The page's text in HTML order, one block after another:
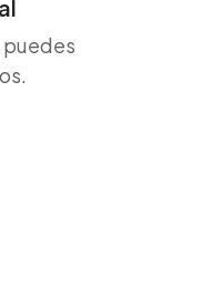
puedes